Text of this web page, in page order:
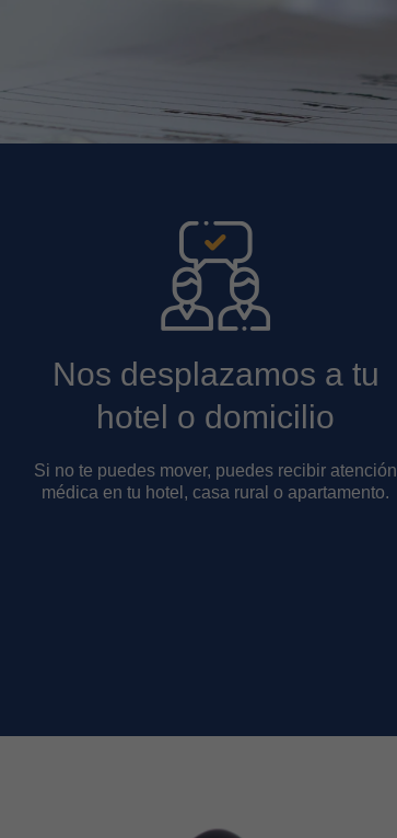
Nos desplazamos a tu
hotel o domicilio
Si no te puedes mover, puedes recibir atención
médica en tu hotel, casa rural o apartamento.